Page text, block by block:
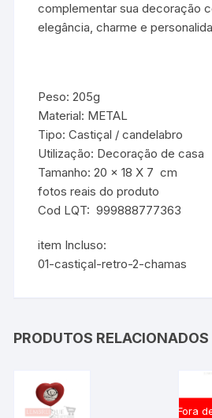
complementar sua decoração
elegância, charme e
Peso: 205g
Material: METAL
Tipo: Castiçal / candelabro
Utilização: Decoração de casa
Tamanho: 20 x 18 X 7 cm
fotos reais do produto
Cod LQT: 999888777363
item Incluso:
01-castiçal-retro-2-chamas
PRODUTOS RELACIONADOS
Fora